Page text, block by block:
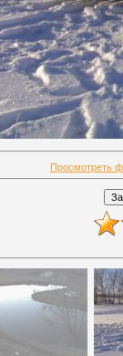
Просмотреть